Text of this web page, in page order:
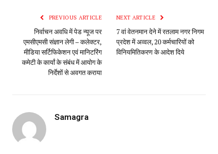
PREVIOUS ARTICLE
निर्वाचन अवधि में पेड न्यूज पर
एमसीएमसी संज्ञान लेगी – कलेक्टर,
मीडिया सर्टिफिकेशन एवं मानिटरिंग
कमेटी के कार्यां के संबंध में आयोग के
निर्देशों से अवगत कराया
NEXT ARTICLE
7 वां वेतनमान देने में रतलाम नगर निगम
प्रदेश में अव्वल, 20 कर्मचारियों को
विनियमितिकरण के आदेश दिये
Samagra